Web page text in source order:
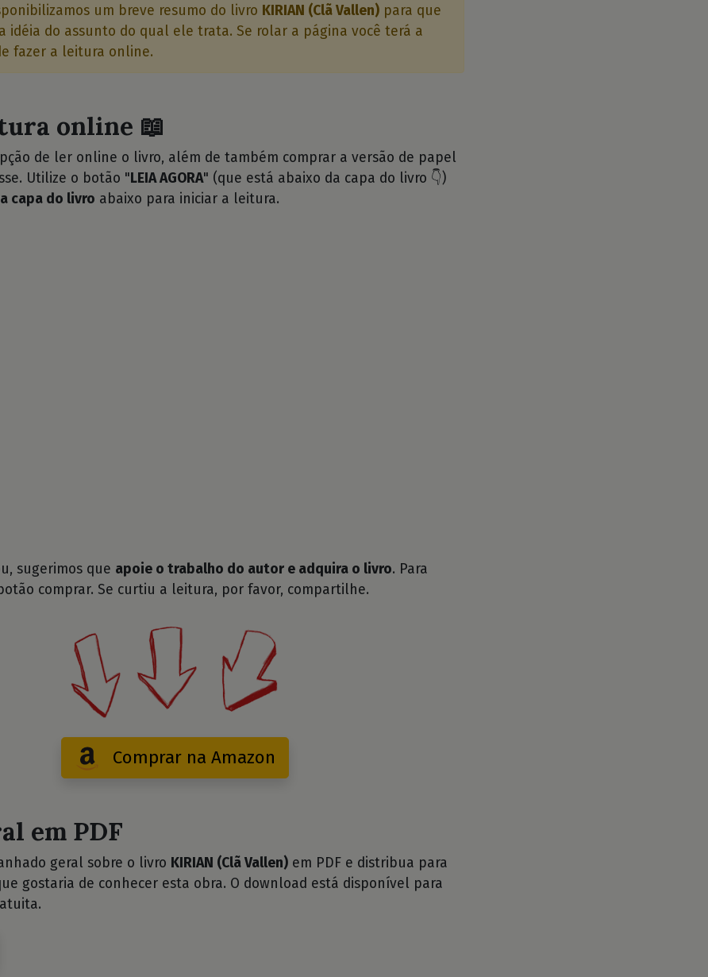
um breve resumo do livro KIRIAN (Clã Vallen) para que
idéia do assunto do qual ele trata. Se rolar a página você terá a
fazer a leitura online.
online 📖
de ler online o livro, além de também comprar a versão de papel
Utilize o botão " LEIA AGORA" (que está abaixo da capa do livro 👇)
capa do livro abaixo para iniciar a leitura.
sugerimos que apoie o trabalho do autor e adquira o livro. Para
comprar. Se curtiu a leitura, por favor, compartilhe.
Comprar na Amazon
em PDF
geral sobre o livro KIRIAN (Clã Vallen) em PDF e distribua para
gostaria de conhecer esta obra. O download está disponível para